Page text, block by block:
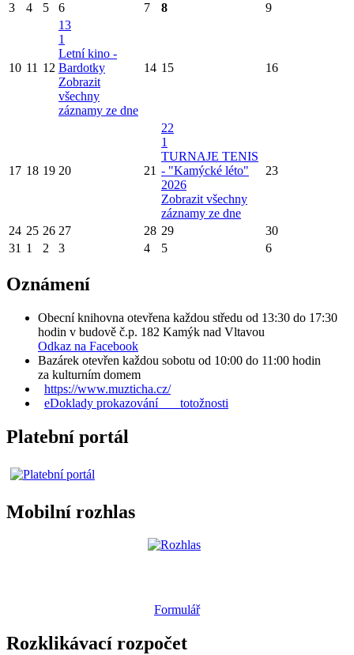
3 4 5 6 7 8 9
10 11 12
13
1
Letní kino -
Bardotky
Zobrazit
všechny
záznamy ze dne
14 15 16
17 18 19 20 21
22
1
TURNAJE TENIS
- "Kamýcké léto"
2026
Zobrazit všechny
záznamy ze dne
23
24 25 26 27 28 29
30
31 1 2 3 4 5 6
Oznámení
Obecní knihovna otevřena každou středu od 13:30 do 17:30
hodin v budově č.p. 182 Kamýk nad Vltavou
Odkaz na Facebook
Bazárek otevřen každou sobotu od 10:00 do 11:00 hodin
za kulturním domem
https://www.muzticha.cz/
eDoklady prokazování totožnosti
Platební portál
Mobilní rozhlas
Formulář
Rozklikávací rozpočet